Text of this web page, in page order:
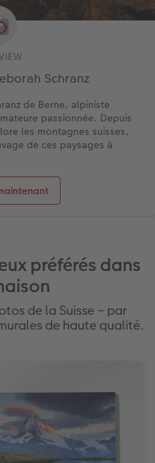
Schranz
de Berne, alpiniste
passionnée. Depuis
les montagnes suisses,
de ces paysages à
préférés dans
de la Suisse – par
de haute qualité.